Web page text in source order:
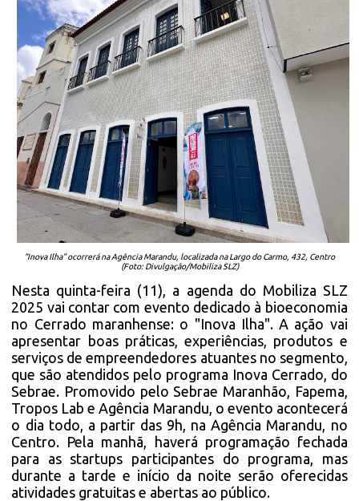
“Inova Ilha” ocorrerá na Agência Marandu, localizada na Largo do Carmo, 432, Centro
(Foto: Divulgação/Mobiliza SLZ)
Nesta quinta-feira (11), a agenda do Mobiliza SLZ
2025 vai contar com evento dedicado à bioeconomia
no Cerrado maranhense: o "Inova Ilha". A ação vai
apresentar boas práticas, experiências, produtos e
serviços de empreendedores atuantes no segmento,
que são atendidos pelo programa Inova Cerrado, do
Sebrae. Promovido pelo Sebrae Maranhão, Fapema,
Tropos Lab e Agência Marandu, o evento acontecerá
o dia todo, a partir das 9h, na Agência Marandu, no
Centro. Pela manhã, haverá programação fechada
para as startups participantes do programa, mas
durante a tarde e início da noite serão oferecidas
atividades gratuitas e abertas ao público.